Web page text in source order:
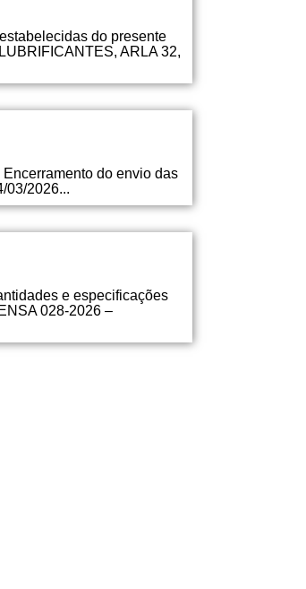
do presente
ARLA 32,
do envio das
03/2026...
e especificações
028-2026 –